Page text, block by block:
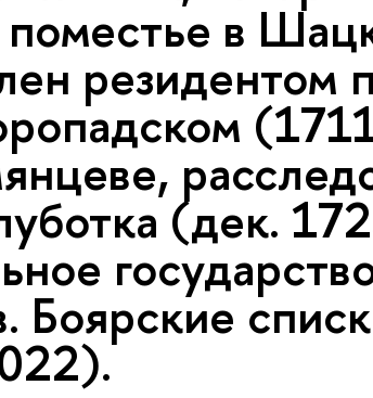
в
резидентом
(дек.
Боярские